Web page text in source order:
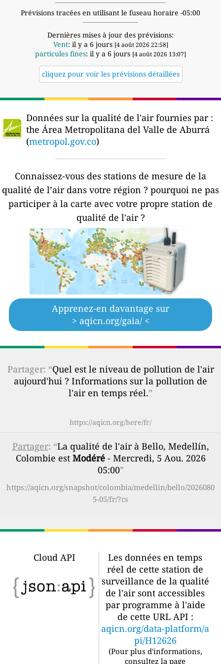
Prévisions tracées en utilisant le fuseau horaire -05:00
Dernières mises à jour des prévisions:
Vent: il y a 6 jours [4 août 2026 22:58]
particules fines: il y a 6 jours [4 août 2026 13:07]
cliquez pour voir les prévisions détaillées
Données sur la qualité de l'air fournies par :
the Área Metropolitana del Valle de Aburrá
(metropol.gov.co)
Connaissez-vous des stations de mesure de la
qualité de l’air dans votre région ? pourquoi ne pas
participer à la carte avec votre propre station de
qualité de l'air ?
Apprenez-en davantage sur
> aqicn.org/gaia/ <
Partager: “Quel est le niveau de pollution de l'air
aujourd'hui ? Informations sur la pollution de
l'air en temps réel.”
https://aqicn.org/here/fr/
Partager: “La qualité de l'air à Bello, Medellín,
Colombie est Modéré- Mercredi, 5 Aou. 2026
05:00”
https://aqicn.org/snapshot/colombia/medellin/bello/2026080
5-05/fr/?cs
Cloud API
Les données en temps
réel de cette station de
surveillance de la qualité
de l'air sont accessibles
par programme à l'aide
de cette URL API :
aqicn.org/data-platform/a
pi/H12626
(Pour plus d'informations,
consultez la page